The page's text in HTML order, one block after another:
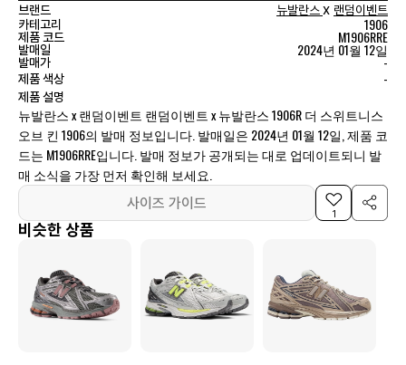
브랜드 뉴발란스x 랜덤이벤트
카테고리
1906
제품 코드 M1906RRE
발매일 2024년 01월 12일
발매가 -
제품 색상 -
제품 설명
뉴발란스 x 랜덤이벤트 랜덤이벤트 x 뉴발란스 1906R 더 스위트니스
오브 킨 1906의 발매 정보입니다. 발매일은 2024년 01월 12일, 제품 코
드는 M1906RRE입니다. 발매 정보가 공개되는 대로 업데이트되니 발
매 소식을 가장 먼저 확인해 보세요.
사이즈 가이드
1
비슷한 상품